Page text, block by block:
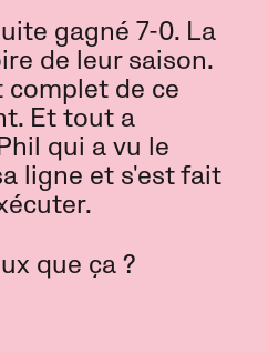
gagné 7-0. La
de leur saison.
complet de ce
Et tout a
qui a vu le
ligne et s'est fait
que ça ?